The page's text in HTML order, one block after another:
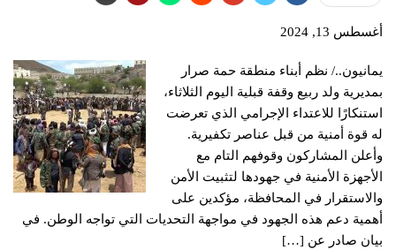
أغسطس 13, 2024
يمانيون../ نظم أبناء منطقة حمة صرار
بمديرية ولد ربيع وقفة قبلية اليوم الثلاثاء،
استنكارًا للاعتداء الإجرامي الذي تعرضت
له قوة أمنية من قبل عناصر تكفيرية.
وأعلن المشاركون وقوفهم التام مع
الأجهزة الأمنية في جهودها لتثبيت الأمن
والاستقرار في المحافظة، مؤكدين على
أهمية دعم هذه الجهود في مواجهة التحديات التي تواجه الوطن. في
بيان صادر عن […]